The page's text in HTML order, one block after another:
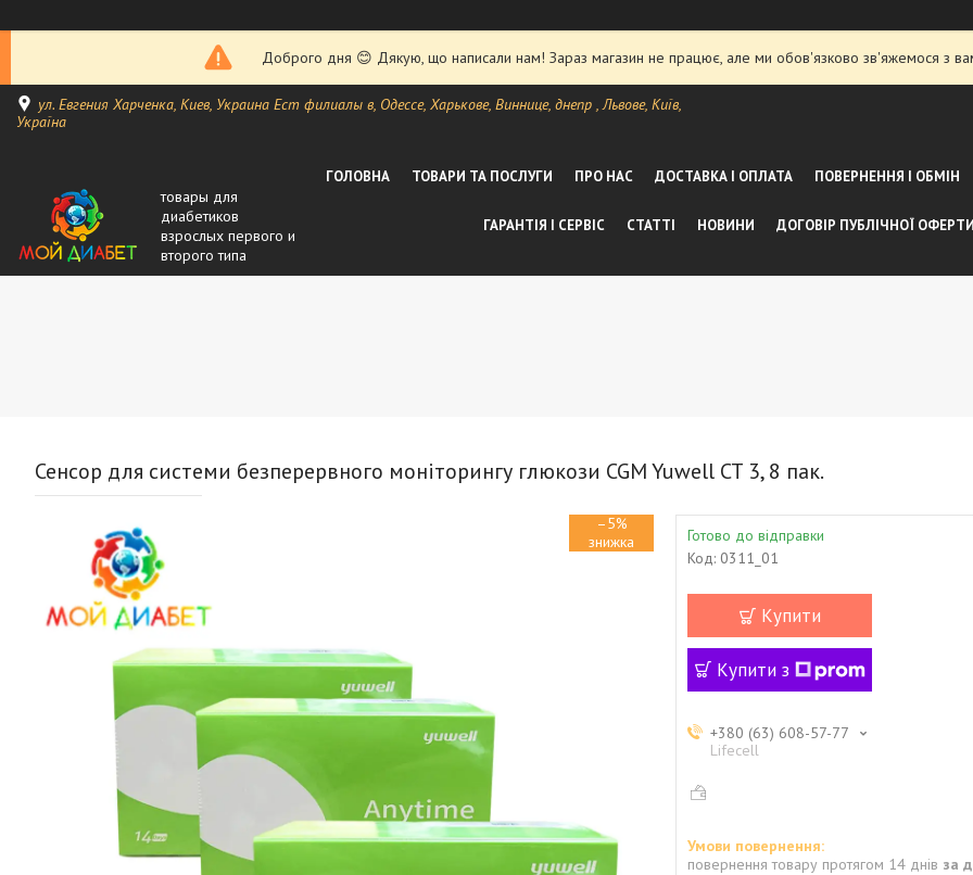
Доброго дня 😊 Дякую, що написали нам! Зараз магазин не працює, але ми обов'язково зв'яжемося з
ул. Евгения Харченка, Киев, Украина Ест филиалы в, Одессе, Харькове, Виннице, днепр , Львове, Київ,
Україна
товары для
диабетиков
взрослых первого и
второго типа
ГОЛОВНА ТОВАРИ ТА ПОСЛУГИ ПРО НАС ДОСТАВКА І ОПЛАТА ПОВЕРНЕННЯ І ОБМІН
ГАРАНТІЯ І СЕРВІС СТАТТІ НОВИНИ ДОГОВІР ПУБЛІЧНОЇ ОФЕРТИ
Сенсор для системи безперервного моніторингу глюкози CGM Yuwell CT 3, 8 пак.
–5%
Готово до відправки
Код: 0311_01
Купити
Купити з
+380 (63) 608-57-77
Lifecell
повернення товару протягом 14 днів за